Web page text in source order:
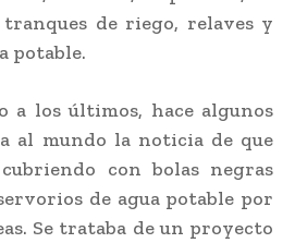
tranques de riego, relaves y
potable.
a los últimos, hace algunos
al mundo la noticia de que
con bolas negras
de agua potable por
Se trataba de un proyecto